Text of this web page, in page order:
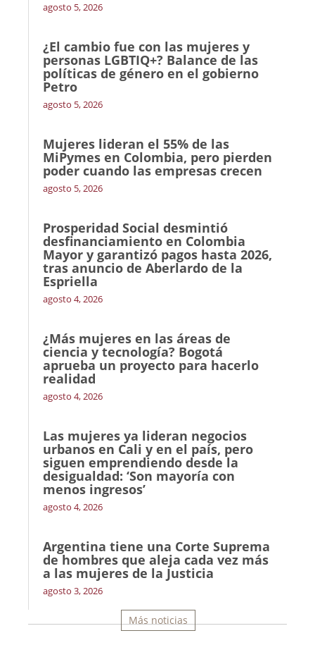
agosto 5, 2026
¿El cambio fue con las mujeres y
personas LGBTIQ+? Balance de las
políticas de género en el gobierno
Petro
agosto 5, 2026
Mujeres lideran el 55% de las
MiPymes en Colombia, pero pierden
poder cuando las empresas crecen
agosto 5, 2026
Prosperidad Social desmintió
desfinanciamiento en Colombia
Mayor y garantizó pagos hasta 2026,
tras anuncio de Aberlardo de la
Espriella
agosto 4, 2026
¿Más mujeres en las áreas de
ciencia y tecnología? Bogotá
aprueba un proyecto para hacerlo
realidad
agosto 4, 2026
Las mujeres ya lideran negocios
urbanos en Cali y en el país, pero
siguen emprendiendo desde la
desigualdad: ‘Son mayoría con
menos ingresos’
agosto 4, 2026
Argentina tiene una Corte Suprema
de hombres que aleja cada vez más
a las mujeres de la Justicia
agosto 3, 2026
Más noticias